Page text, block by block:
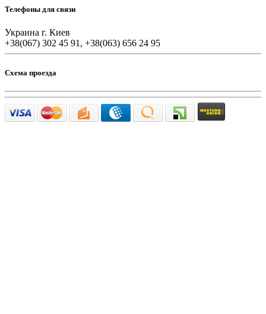
Телефоны для связи
Украина г. Киев
+38(067) 302 45 91, +38(063) 656 24 95
Схема проезда